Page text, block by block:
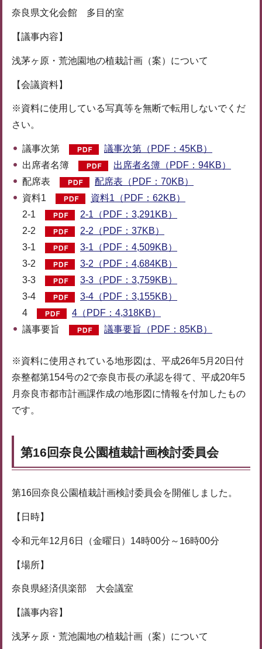
奈良県文化会館 多目的室
【議事内容】
浅茅ヶ原・荒池園地の植栽計画（案）について
【会議資料】
※資料に使用している写真等を無断で転用しないでくだ
さい。
議事次第
議事次第（PDF：45KB）
出席者名簿
出席者名簿（PDF：94KB）
配席表
配席表（PDF：70KB）
資料1
資料1（PDF：62KB）
2-1
2-1（PDF：3,291KB）
2-2
2-2（PDF：37KB）
3-1
3-1（PDF：4,509KB）
3-2
3-2（PDF：4,684KB）
3-3
3-3（PDF：3,759KB）
3-4
3-4（PDF：3,155KB）
4
4（PDF：4,318KB）
議事要旨
議事要旨（PDF：85KB）
※資料に使用されている地形図は、平成26年5月20日付
奈整都第154号の2で奈良市長の承認を得て、平成20年5
月奈良市都市計画課作成の地形図に情報を付加したもの
です。
第16回奈良公園植栽計画検討委員会
第16回奈良公園植栽計画検討委員会を開催しました。
【日時】
令和元年12月6日（金曜日）14時00分～16時00分
【場所】
奈良県経済倶楽部 大会議室
【議事内容】
浅茅ヶ原・荒池園地の植栽計画（案）について